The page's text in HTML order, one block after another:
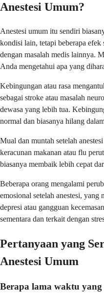
Anestesi Umum?
Anestesi umum itu sendiri
kondisi lain, tetapi beberapa efek
dengan masalah medis lainnya.
Anda mengetahui apa yang
Kebingungan atau rasa
sebagai stroke atau masalah
dewasa yang lebih tua.
normal dan biasanya hilang
Mual dan muntah setelah
keracunan makanan atau flu
biasanya membaik lebih cepat
Beberapa orang mengalami
emosional setelah anestesi,
depresi atau gangguan
sementara dan terkait dengan
Pertanyaan yang
Anestesi Umum
Berapa lama waktu